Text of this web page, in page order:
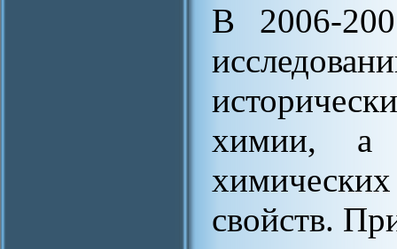
В 2006-
химии, а
свойств.